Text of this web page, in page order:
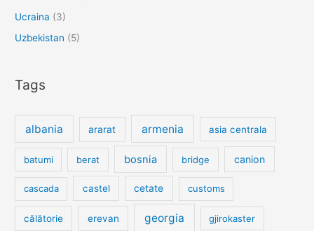
Ucraina (3)
Uzbekistan (5)
Tags
albania ararat armenia asia centrala
batumi berat bosnia bridge canion
cascada castel cetate customs
călătorie erevan georgia gjirokaster